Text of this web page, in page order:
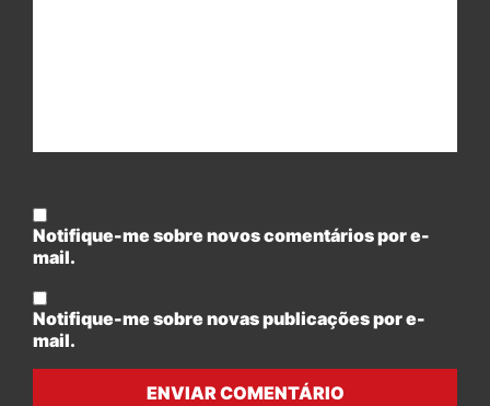
Notifique-me sobre novos comentários por e-
mail.
Notifique-me sobre novas publicações por e-
mail.
ENVIAR COMENTÁRIO